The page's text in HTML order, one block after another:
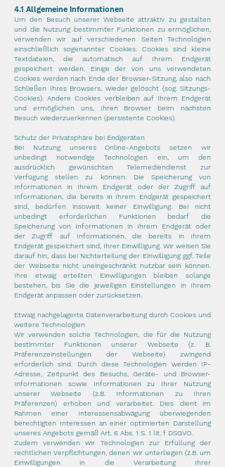
4.1 Allgemeine Informationen
Um den Besuch unserer Webseite attraktiv zu gestalten
und die Nutzung bestimmter Funktionen zu ermöglichen,
verwenden wir auf verschiedenen Seiten Technologien
einschließlich sogenannter Cookies. Cookies sind kleine
Textdateien, die automatisch auf Ihrem Endgerät
gespeichert werden. Einige der von uns verwendeten
Cookies werden nach Ende der Browser-Sitzung, also nach
Schließen Ihres Browsers, wieder gelöscht (sog. Sitzungs-
Cookies). Andere Cookies verbleiben auf Ihrem Endgerät
und ermöglichen uns, Ihren Browser beim nächsten
Besuch wiederzuerkennen (persistente Cookies).
Schutz der Privatsphäre bei Endgeräten
Bei Nutzung unseres Online-Angebots setzen wir
unbedingt notwendige Technologien ein, um den
ausdrücklich gewünschten Telemediendienst zur
Verfügung stellen zu können. Die Speicherung von
Informationen in Ihrem Endgerät oder der Zugriff auf
Informationen, die bereits in Ihrem Endgerät gespeichert
sind, bedürfen insoweit keiner Einwilligung. Bei nicht
unbedingt erforderlichen Funktionen bedarf die
Speicherung von Informationen in Ihrem Endgerät oder
der Zugriff auf Informationen, die bereits in Ihrem
Endgerät gespeichert sind, Ihrer Einwilligung. Wir weisen Sie
darauf hin, dass bei Nichterteilung der Einwilligung ggf. Teile
der Webseite nicht uneingeschränkt nutzbar sein können.
Ihre etwaig erteilten Einwilligungen bleiben solange
bestehen, bis Sie die jeweiligen Einstellungen in Ihrem
Endgerät anpassen oder zurücksetzen.
Etwaig nachgelagerte Datenverarbeitung durch Cookies und
weitere Technologien
Wir verwenden solche Technologien, die für die Nutzung
bestimmter Funktionen unserer Webseite (z. B.
Präferenzeinstellungen der Webseite) zwingend
erforderlich sind. Durch diese Technologien werden IP-
Adresse, Zeitpunkt des Besuchs, Geräte- und Browser-
Informationen sowie Informationen zu Ihrer Nutzung
unserer Webseite (z.B. Informationen zu Ihren
Präferenzen) erhoben und verarbeitet. Dies dient im
Rahmen einer Interessensabwägung überwiegenden
berechtigten Interessen an einer optimierten Darstellung
unseres Angebots gemäß Art. 6 Abs. 1 S. 1 lit. f DSGVO.
Zudem verwenden wir Technologien zur Erfüllung der
rechtlichen Verpflichtungen, denen wir unterliegen (z.B. um
Einwilligungen in die Verarbeitung Ihrer